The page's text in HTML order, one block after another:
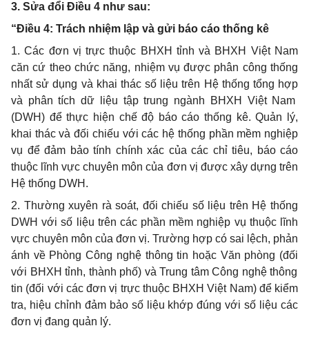
3. Sửa đổi Điều 4 như sau:
“Điều 4: Trách nhiệm lập và gửi báo cáo thống kê
1.Các đơn vị trực thuộc BHXH tỉnh và BHXH Việt Nam
căn cứ theo chức năng, nhiệm vụ được phân công thống
nhất sử dụng và khai thác số liệu trên Hệ thống tổng hợp
và phân tích dữ liệu tập trung ngành BHXH Việt Nam
(DWH) đểthực hiện chế độ báo cáo thống kê. Quản lý,
khai thác và đối chiếu với các hệ thống phần mềm nghiệp
vụ đểđảm bảo tính chính xác của các chỉtiêu, báo cáo
thuộc lĩnh vực chuyên môn của đơn vị được xây dựng trên
Hệ thống DWH.
2. Thường xuyên rà soát, đối chiếu số liệu trên Hệ thống
DWH với số liệu trên các phần mềm nghiệp vụ thuộc lĩnh
vực chuyên môn của đơn vị. Trường hợp có sai lệch, phản
ánh về Phòng Công nghệ thông tin hoặc Văn phòng (đối
với BHXH tỉnh, thành phố) và Trung tâm Công nghệ thông
tin (đối với các đơn vị trực thuộc BHXH Việt Nam) đểkiểm
tra, hiệu chỉnh đảm bảo sốliệu khớp đúng vớisố liệu các
đơn vị đang quản lý.